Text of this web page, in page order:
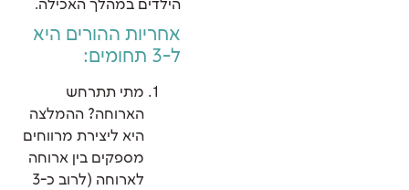
הילדים במהלך האכילה.
אחריות ההורים היא
ל-3 תחומים:
מתי תתרחש
הארוחה? ההמלצה
היא ליצירת מרווחים
מספקים בין ארוחה
לארוחה (לרוב כ-3